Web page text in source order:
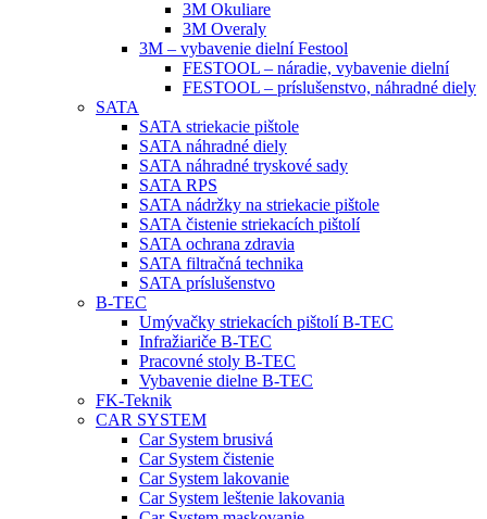
3M Okuliare
3M Overaly
3M – vybavenie dielní Festool
FESTOOL – náradie, vybavenie dielní
FESTOOL – príslušenstvo, náhradné diely
SATA
SATA striekacie pištole
SATA náhradné diely
SATA náhradné tryskové sady
SATA RPS
SATA nádržky na striekacie pištole
SATA čistenie striekacích pištolí
SATA ochrana zdravia
SATA filtračná technika
SATA príslušenstvo
B-TEC
Umývačky striekacích pištolí B-TEC
Infražiariče B-TEC
Pracovné stoly B-TEC
Vybavenie dielne B-TEC
FK-Teknik
CAR SYSTEM
Car System brusivá
Car System čistenie
Car System lakovanie
Car System leštenie lakovania